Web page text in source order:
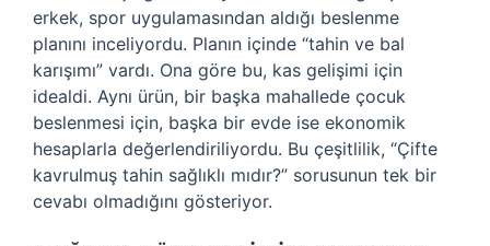
erkek, spor uygulamasından aldığı beslenme
planını inceliyordu. Planın içinde “tahin ve bal
karışımı” vardı. Ona göre bu, kas gelişimi için
idealdi. Aynı ürün, bir başka mahallede çocuk
beslenmesi için, başka bir evde ise ekonomik
hesaplarla değerlendiriliyordu. Bu çeşitlilik, “Çifte
kavrulmuş tahin sağlıklı mıdır?” sorusunun tek bir
cevabı olmadığını gösteriyor.